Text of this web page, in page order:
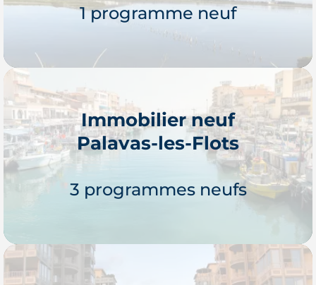
1 programme neuf
Immobilier neuf
Palavas-les-Flots
3 programmes neufs